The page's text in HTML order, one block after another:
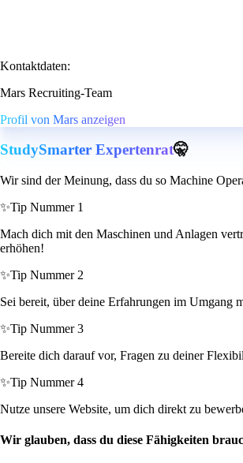
Kontaktdaten:
Mars Recruiting-Team
Profil von Mars anzeigen
StudySmarter Expertenrat🤫
Wir sind der Meinung, dass du so Machine
✨Tip Nummer 1
Mach dich mit den Maschinen und Anlagen
erhöhen!
✨Tip Nummer 2
Sei bereit, über deine Erfahrungen im Umgang
✨Tip Nummer 3
Bereite dich darauf vor, Fragen zu deiner
✨Tip Nummer 4
Nutze unsere Website, um dich direkt zu
Wir glauben, dass du diese Fähigkeiten